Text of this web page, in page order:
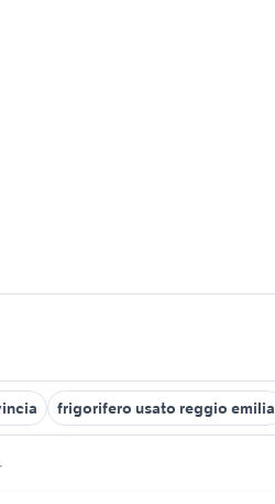
frigorifero usato reggio emilia